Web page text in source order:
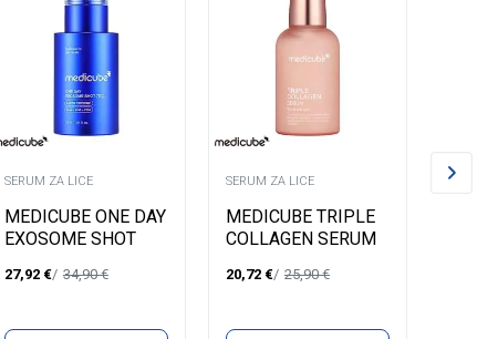
SERUM ZA LICE
MEDICUBE ONE DAY
EXOSOME SHOT
30ML
27,92 € 34,90€
SERUM ZA LICE
MEDICUBE TRIPLE
COLLAGEN SERUM
20,72 € 25,90€
SERUM